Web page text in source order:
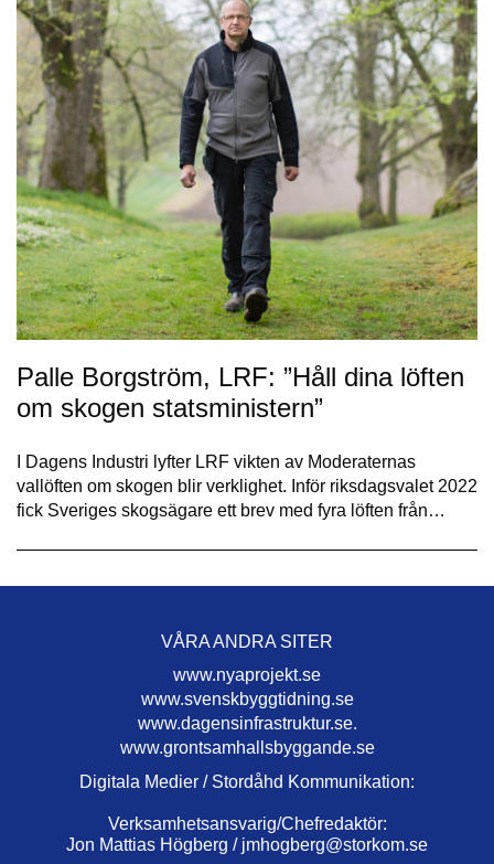
Palle Borgström, LRF: ”Håll dina löften
om skogen statsministern”
I Dagens Industri lyfter LRF vikten av Moderaternas
vallöften om skogen blir verklighet. Inför riksdagsvalet 2022
fick Sveriges skogsägare ett brev med fyra löften från…
VÅRA ANDRA SITER
www.nyaprojekt.se
www.svenskbyggtidning.se
www.dagensinfrastruktur.se.
www.grontsamhallsbyggande.se
Digitala Medier / Stordåhd Kommunikation:
Verksamhetsansvarig/Chefredaktör:
Jon Mattias Högberg / jmhogberg@storkom.se